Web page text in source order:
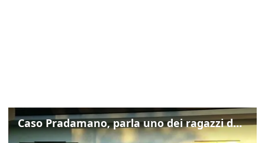
Caso Pradamano, parla uno dei ragazzi denunciati per la limonata: "Volevo anche aiutare i miei"